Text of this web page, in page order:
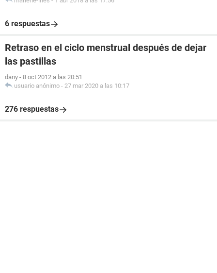
6 respuestas
Retraso en el ciclo menstrual después de dejar
las pastillas
dany - 8 oct 2012 a las 20:51
usuario anónimo - 27 mar 2020 a las 10:17
276 respuestas